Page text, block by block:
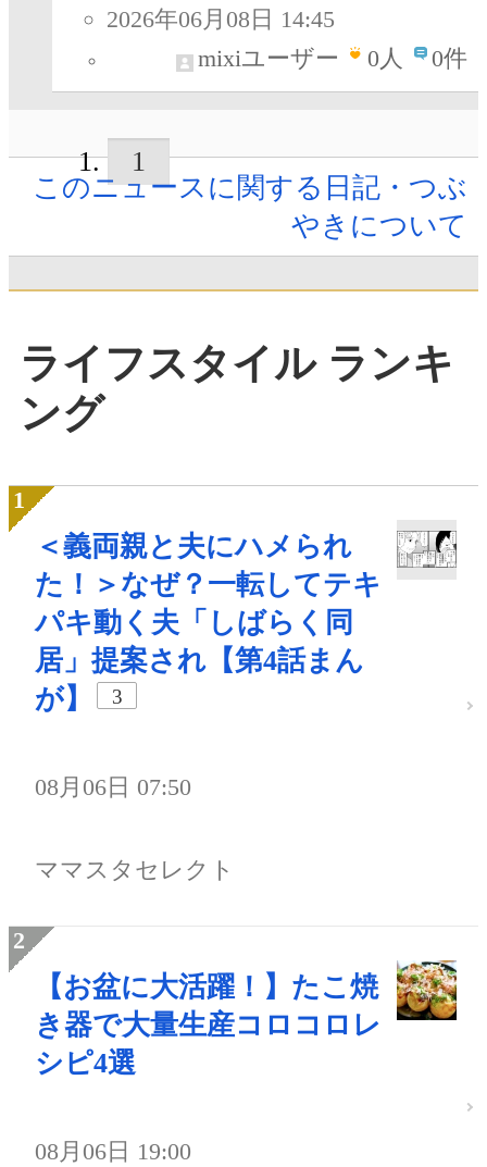
2026年06月08日 14:45
mixiユーザー
0人 0件
1
このニュースに関する日記・つぶ
やきについて
ライフスタイル ランキ
ング
＜義両親と夫にハメられ
た！＞なぜ？一転してテキ
パキ動く夫「しばらく同
居」提案され【第4話まん
が】
3
08月06日 07:50
ママスタセレクト
【お盆に大活躍！】たこ焼
き器で大量生産コロコロレ
シピ4選
08月06日 19:00